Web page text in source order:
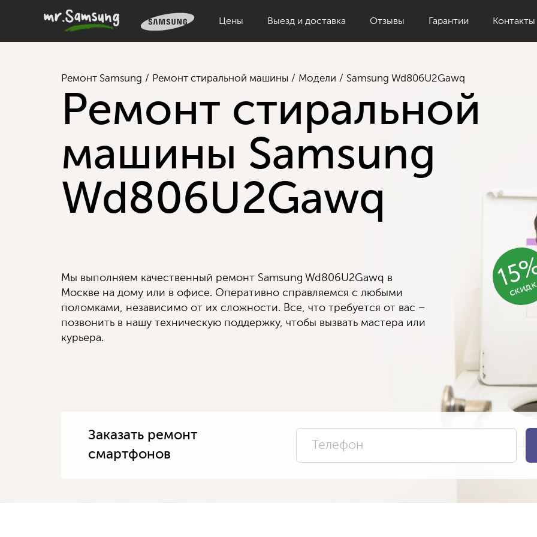
Цены Выезд и доставка Отзывы Гарантии Контакты
Ремонт Samsung Ремонт стиральной машины Модели Samsung Wd806U2Gawq
Ремонт стиральной
машины Samsung
Wd806U2Gawq
Мы выполняем качественный ремонт Samsung Wd806U2Gawq в
Москве на дому или в офисе. Оперативно справляемся с любыми
поломками, независимо от их сложности. Все, что требуется от вас –
позвонить в нашу техническую поддержку, чтобы вызвать мастера или
курьера.
Заказать ремонт
смартфонов